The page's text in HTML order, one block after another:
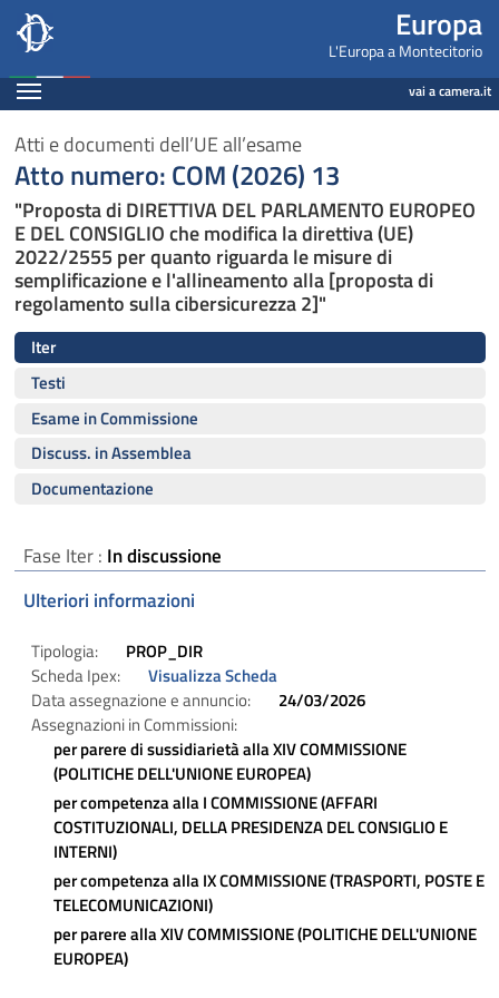
Europa, Camera dei Deputati - europa.camera.it
Salta al contenuto principale
Salta al menu di navigazione Europa
L'Europa a Montecitorio
Espandi vai a camera.it
Atti e documenti dell’UE all’esame
Atto numero: COM (2026) 13
"Proposta di DIRETTIVA DEL PARLAMENTO EUROPEO
E DEL CONSIGLIO che modifica la direttiva (UE)
2022/2555 per quanto riguarda le misure di
semplificazione e l'allineamento alla [proposta di
regolamento sulla cibersicurezza 2]"
Iter
Testi
Esame in Commissione
Discuss. in Assemblea
Documentazione
Fase Iter : In discussione
Ulteriori informazioni
Tipologia:
PROP_DIR
Scheda Ipex:
Visualizza Scheda
Data assegnazione e annuncio:
24/03/2026
Assegnazioni in Commissioni:
per parere di sussidiarietà allaXIV COMMISSIONE
(POLITICHE DELL'UNIONE EUROPEA)
per competenza allaI COMMISSIONE (AFFARI
COSTITUZIONALI, DELLA PRESIDENZA DEL CONSIGLIO E
INTERNI)
per competenza allaIX COMMISSIONE (TRASPORTI, POSTE E
TELECOMUNICAZIONI)
per parere allaXIV COMMISSIONE (POLITICHE DELL'UNIONE
EUROPEA)
Navigazione pagine di servizio
Fine pagina
Salta al contenuto principale
Salta al menu di navigazione
Vai a inizio pagina